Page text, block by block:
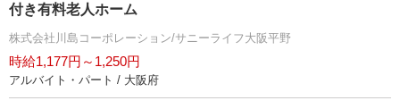
付き有料老人ホーム
株式会社川島コーポレーション/サニーライフ大阪平野
時給1,177円～1,250円
アルバイト・パート / 大阪府